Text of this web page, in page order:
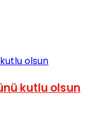
kutlu olsun